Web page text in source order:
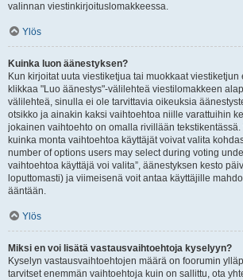
valinnan viestinkirjoituslomakkeessa.
Ylös
Kuinka luon äänestyksen?
Kun kirjoitat uuta viestiketjua tai muokkaat viestiketjun
klikkaa "Luo äänestys"-välilehteä viestilomakkeen
välilehteä, sinulla ei ole tarvittavia oikeuksia
otsikko ja ainakin kaksi vaihtoehtoa niille varattuihin
jokainen vaihtoehto on omalla rivillään tekstikentässä.
kuinka monta vaihtoehtoa käyttäjät voivat valita
number of options users may select during voting
vaihtoehtoa käyttäjä voi valita”, äänestyksen kesto
loputtomasti) ja viimeisenä voit antaa käyttäjille
ääntään.
Ylös
Miksi en voi lisätä vastausvaihtoehtoja kyselyyn?
Kyselyn vastausvaihtoehtojen määrä on foorumin
tarvitset enemmän vaihtoehtoja kuin on sallittu, ota